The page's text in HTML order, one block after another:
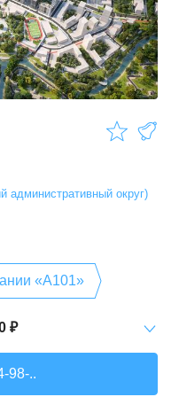
от9 786 520 ₽
19 предложений
административный округ)
«А101»
₽
98-..